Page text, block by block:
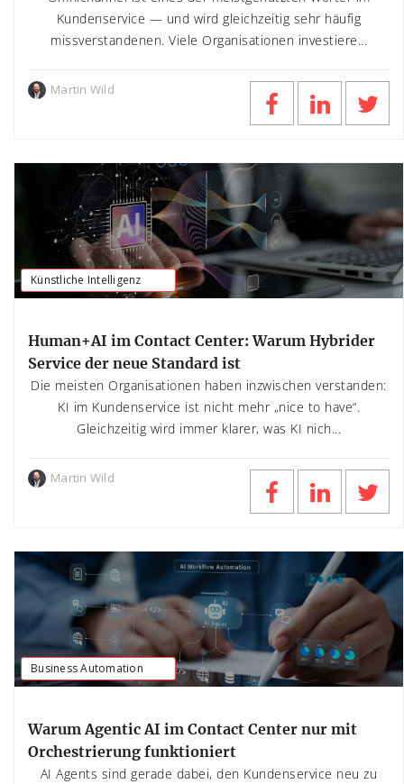
Kundenservice — und wird gleichzeitig sehr häufig
missverstandenen. Viele Organisationen investiere...
Martin Wild
Künstliche Intelligenz
Human+AI im Contact Center: Warum Hybrider
Service der neue Standard ist
Die meisten Organisationen haben inzwischen verstanden:
KI im Kundenservice ist nicht mehr „nice to have“.
Gleichzeitig wird immer klarer, was KI nich...
Martin Wild
Business Automation
Warum Agentic AI im Contact Center nur mit
Orchestrierung funktioniert
AI Agents sind gerade dabei, den Kundenservice neu zu